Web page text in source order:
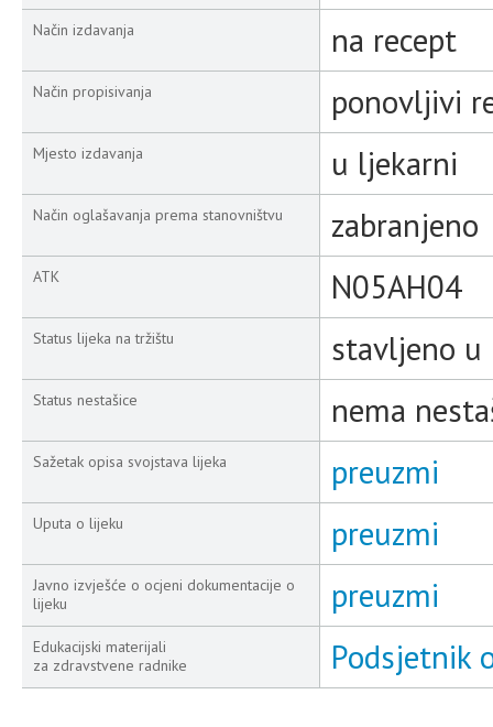
Način izdavanja na recept
Način propisivanja ponovljivi
Mjesto izdavanja u ljekarni
Način oglašavanja prema stanovništvu zabranjeno
ATK N05AH04
Status lijeka na tržištu stavljeno u
Status nestašice nema
Sažetak opisa svojstava lijeka preuzmi
Uputa o lijeku preuzmi
Javno izvješće o ocjeni dokumentacije o
lijeku
preuzmi
Edukacijski materijali
za zdravstvene radnike
Podsjetnik